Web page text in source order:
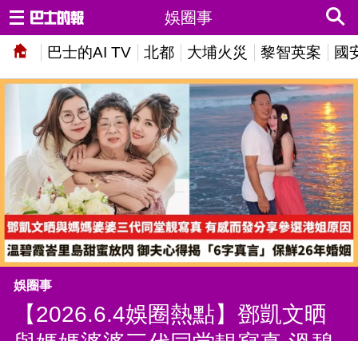
巴士的AI TV 北都 大埔火災 黎智英案 國
娛圈事
娛圈事
【2026.6.4娛圈熱點】鄧凱文晒